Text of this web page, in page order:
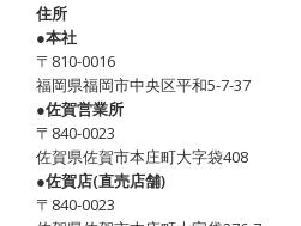
住所
●本社
〒810-0016
福岡県福岡市中央区平和5-7-37
●佐賀営業所
〒840-0023
佐賀県佐賀市本庄町大字袋408
●佐賀店(直売店舗)
〒840-0023